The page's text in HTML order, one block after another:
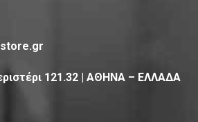
121.32 | ΑΘΗΝΑ – ΕΛΛΑΔΑ